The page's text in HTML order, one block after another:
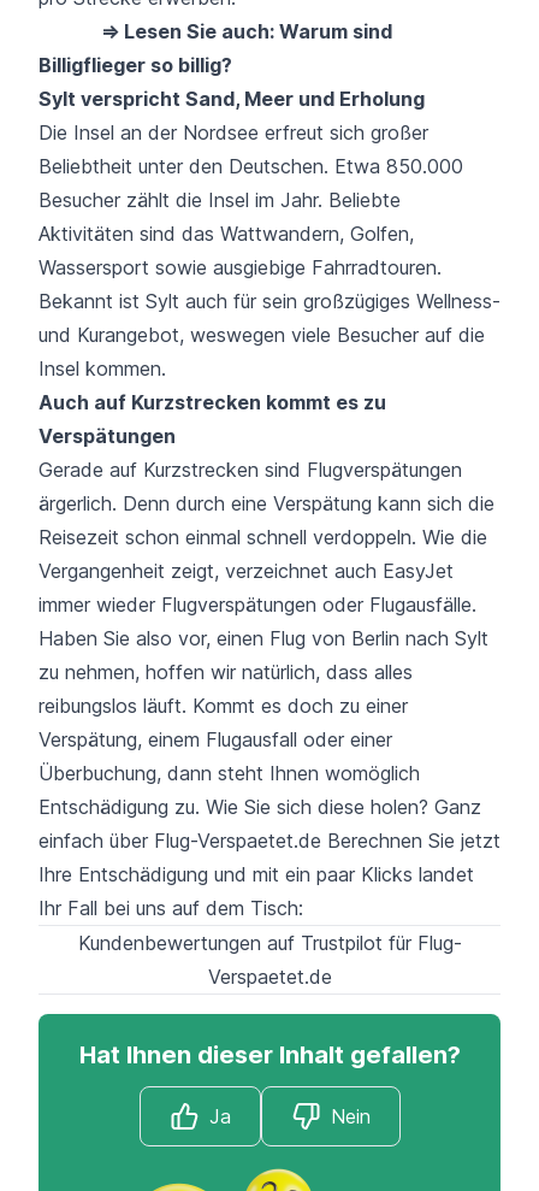
⇒ Lesen Sie auch: Warum sind
Billigflieger so billig?
Sylt verspricht Sand, Meer und Erholung
Die Insel an der Nordsee erfreut sich großer
Beliebtheit unter den Deutschen. Etwa 850.000
Besucher zählt die Insel im Jahr. Beliebte
Aktivitäten sind das Wattwandern, Golfen,
Wassersport sowie ausgiebige Fahrradtouren.
Bekannt ist Sylt auch für sein großzügiges Wellness-
und Kurangebot, weswegen viele Besucher auf die
Insel kommen.
Auch auf Kurzstrecken kommt es zu
Verspätungen
Gerade auf Kurzstrecken sind Flugverspätungen
ärgerlich. Denn durch eine Verspätung kann sich die
Reisezeit schon einmal schnell verdoppeln. Wie die
Vergangenheit zeigt, verzeichnet auch EasyJet
immer wieder Flugverspätungen oder Flugausfälle.
Haben Sie also vor, einen Flug von Berlin nach Sylt
zu nehmen, hoffen wir natürlich, dass alles
reibungslos läuft. Kommt es doch zu einer
Verspätung, einem Flugausfall oder einer
Überbuchung, dann steht Ihnen womöglich
Entschädigung zu. Wie Sie sich diese holen? Ganz
einfach über Flug-Verspaetet.de Berechnen Sie jetzt
Ihre Entschädigung und mit ein paar Klicks landet
Ihr Fall bei uns auf dem Tisch:
Kundenbewertungen auf Trustpilot für Flug-
Verspaetet.de
Hat Ihnen dieser Inhalt gefallen?
Ja Nein